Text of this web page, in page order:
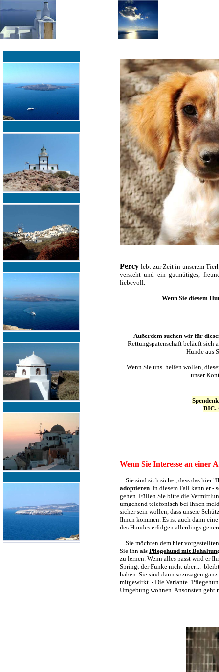
Percy lebt zur Zeit in unserem
versteht und ein gutmütiges,
liebevoll.
Wenn Sie diesem
Außerdem suchen wir für
Rettungspatenschaft beläuft sich
Hunde aus
Wenn Sie uns helfen wollen,
unser
BIC:
Wenn Sie Interesse an einer
... Sie sind sich sicher, dass das
adoptieren. In diesem Fall kann er -
gehen. Füllen Sie bitte die
umgehend telefonisch bei Ihnen
sicher sein wollen, dass unsere
Ihnen kommen. Es ist auch dann
des Hundes erfolgen allerdings
... Sie möchten dem hier
Sie ihn als Pflegehund mit
zu lernen. Wenn alles passt wird er
Springt der Funke nicht über....
haben. Sie sind dann sozusagen
mitgewirkt. - Die Variante
Umgebung wohnen. Ansonsten